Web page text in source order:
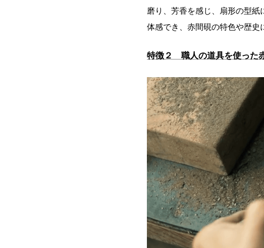
磨り、芳香を感じ、扇形の型
体感でき、赤間硯の特色や歴史
特徴２ 職人の道具を使った